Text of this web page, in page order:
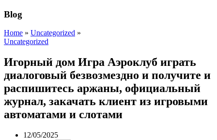
Blog
Home » Uncategorized »
Uncategorized
Игорный дом Игра Аэроклуб играть
диалоговый безвозмездно и получите и
распишитесь аржаны, официальный
журнал, закачать клиент из игровыми
автоматами и слотами
12/05/2025